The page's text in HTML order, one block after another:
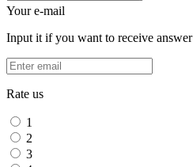
Your e-mail
Input it if you want to receive answer
Rate us
1
2
3